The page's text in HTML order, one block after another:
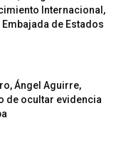
Internacional,
de Estados
Ángel Aguirre,
de ocultar evidencia